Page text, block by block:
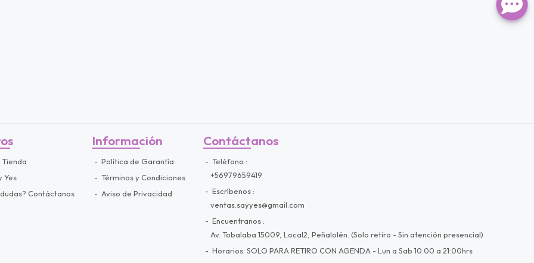
Yes
Contáctanos
Información
Política de Garantía
Términos y Condiciones
Aviso de Privacidad
Contáctanos
Teléfono
+56979659419
Escríbenos
ventas.sayyes@gmail.com
Encuentranos
Av. Tobalaba 15009, Local2, Peñalolén. (Solo retiro - Sin atención presencial)
Horarios: SOLO PARA RETIRO CON AGENDA - Lun a Sab 10:00 a 21:00hrs